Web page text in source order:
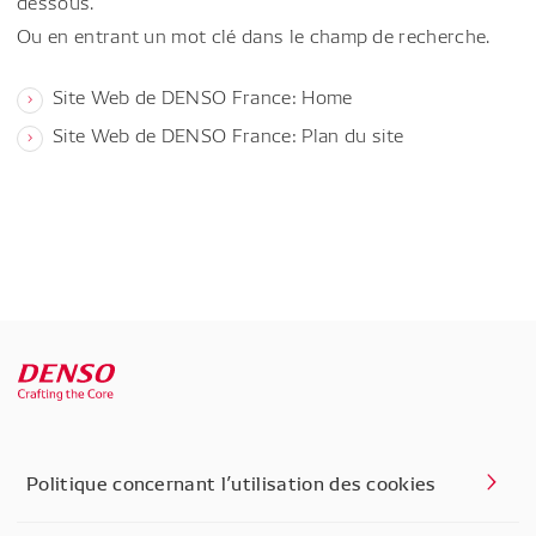
Ou en entrant un mot clé dans le champ de recherche.
Site Web de DENSO France: Home
Site Web de DENSO France: Plan du site
Politique concernant l’utilisation des cookies